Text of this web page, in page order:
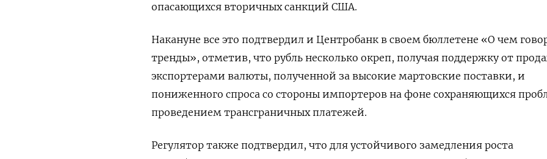
опасающихся вторичных санкций США.
Накануне все это подтвердил и Центробанк в своем бюллетене «О чем
тренды», отметив, что рубль несколько окреп, получая поддержку от
экспортерами валюты, полученной за высокие мартовские поставки, и
пониженного спроса со стороны импортеров на фоне сохраняющихся
проведением трансграничных платежей.
Регулятор также подтвердил, что для устойчивого замедления роста